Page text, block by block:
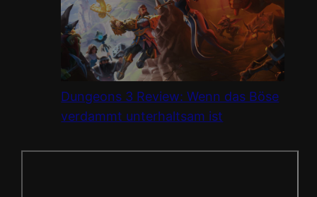
Dungeons 3 Review: Wenn das Böse
verdammt unterhaltsam ist